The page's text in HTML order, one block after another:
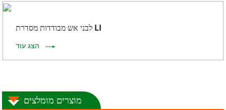
לבני אש מבודדות מסדרת LI
הצג עוד
מוצרים מומלצים